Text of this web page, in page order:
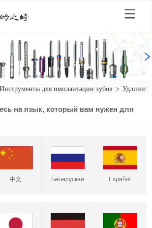
Инструменты для имплантации зубов >
на язык, который вам нужен для
中文 Беларуская Español